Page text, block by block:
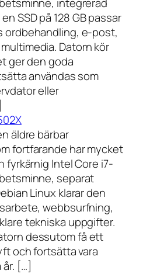
SSD på 128 GB passar
ordbehandling, e-post,
Datorn kör
ger den goda
användas som
eller
äldre bärbar
fortfarande har mycket
fyrkärnig Intel Core i7-
separat
Linux klarar den
webbsurfning,
tekniska uppgifter.
dessutom få ett
och fortsätta vara
år. […]